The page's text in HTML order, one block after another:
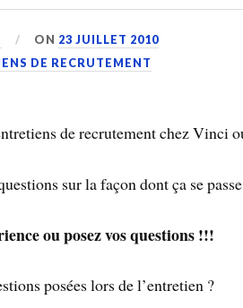
ON 23 JUILLET 2010
DE RECRUTEMENT
de recrutement chez Vinci
sur la façon dont ça se
ou posez vos questions !!!
posées lors de l’entretien ?